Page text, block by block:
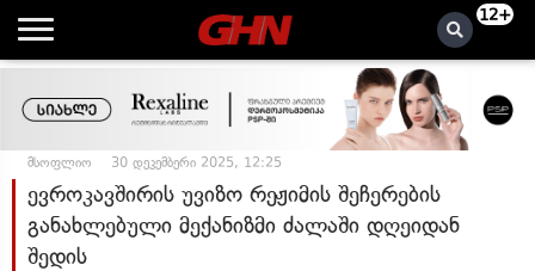
12+
მსოფლიო 30 დეკემბერი 2025, 12:25
ევროკავშირის უვიზო რეჟიმის შეჩერების
განახლებული მექანიზმი ძალაში დღეიდან
შედის